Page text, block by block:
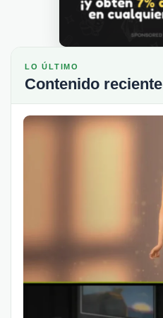
LO ÚLTIMO
Contenido reciente